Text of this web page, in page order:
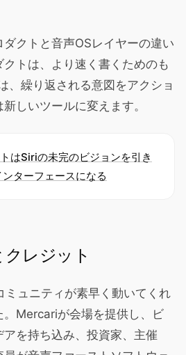
クトと音声OSレイヤーの違い
トは、より速く書くためのも
、繰り返される意図をアクショ
しいツールに変えます。
はSiriの未完のビジョンを引き
ターフェースになる
レジット
ュニティが素早く動いてくれ
。Mercariが会場を提供し、ビ
を持ち込み、投資家、主催